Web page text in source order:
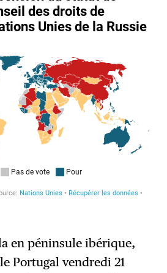
en péninsule ibérique,
Portugal vendredi 21